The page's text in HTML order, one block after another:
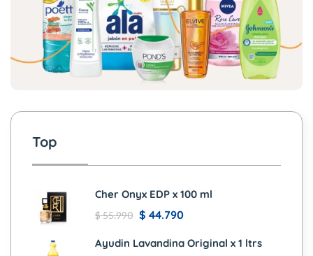
Top
Cher Onyx EDP x 100 ml
$55.990 $ 44.790
Ayudin Lavandina Original x 1 ltrs